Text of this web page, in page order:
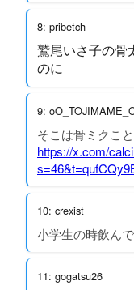
8: pribetch
鷲尾いさ子の骨
のに
9:
そこは骨ミクこ
https://x.com/
10: crexist
小学生の時飲んで
11: gogatsu26